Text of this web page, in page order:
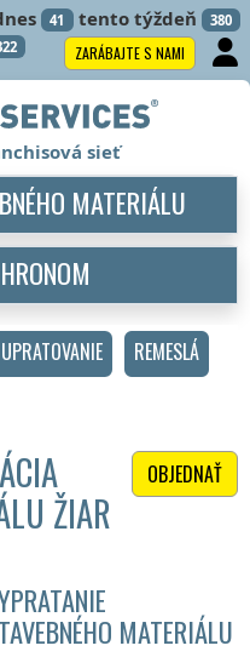
41 tento týždeň 380
ZARÁBAJTE S NAMI
UPRATOVANIE
REMESLÁ
OBJEDNAŤ
ŽIAR
MATERIÁLU
sieť
MATERIÁLU